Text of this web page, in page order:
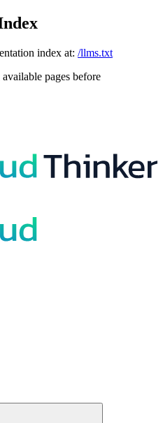
index at: /llms.txt
pages before